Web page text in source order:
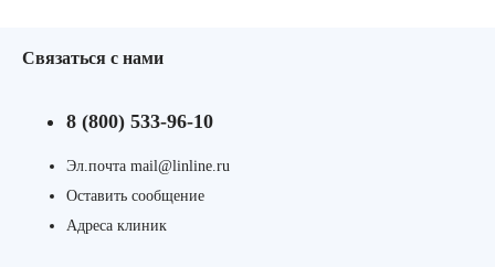
Связаться с нами
8 (800) 533-96-10
Эл.почта mail@linline.ru
Оставить сообщение
Адреса клиник